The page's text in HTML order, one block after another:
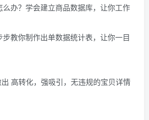
么办？学会建立商品数据库，让你工作
步教你制作出单数据统计表，让你一目
高转化，强吸引，无违规的宝贝详情